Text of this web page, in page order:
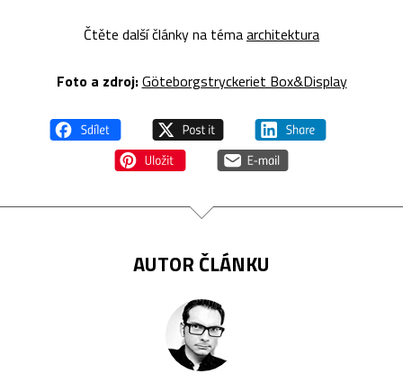
Čtěte další články na témaarchitektura
Foto a zdroj:Göteborgstryckeriet Box&Display
AUTOR ČLÁNKU